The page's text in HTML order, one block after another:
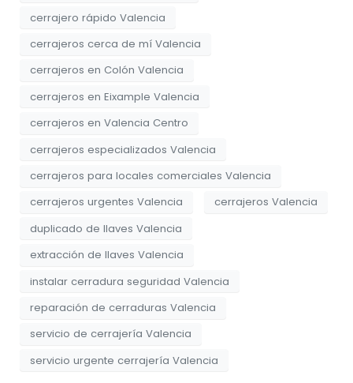
cerrajero rápido Valencia
cerrajeros cerca de mí Valencia
cerrajeros en Colón Valencia
cerrajeros en Eixample Valencia
cerrajeros en Valencia Centro
cerrajeros especializados Valencia
cerrajeros para locales comerciales Valencia
cerrajeros urgentes Valencia
cerrajeros Valencia
duplicado de llaves Valencia
extracción de llaves Valencia
instalar cerradura seguridad Valencia
reparación de cerraduras Valencia
servicio de cerrajería Valencia
servicio urgente cerrajería Valencia